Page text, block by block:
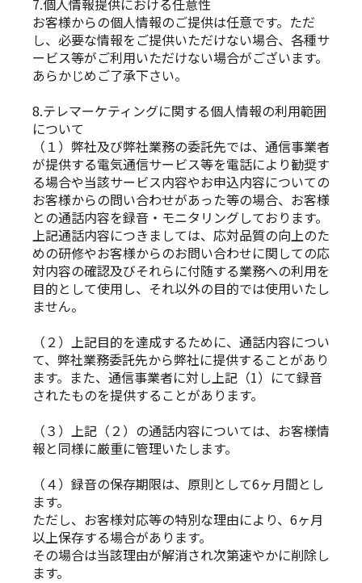
7.個人情報提供における任意性
お客様からの個人情報のご提供は任意です。ただ
し、必要な情報をご提供いただけない場合、各種サ
ービス等がご利用いただけない場合がございます。
あらかじめご了承下さい。
8.テレマーケティングに関する個人情報の利用範囲
について
（１）弊社及び弊社業務の委託先では、通信事業者
が提供する電気通信サービス等を電話により勧奨す
る場合や当該サービス内容やお申込内容についての
お客様からの問い合わせがあった等の場合、お客様
との通話内容を録音・モニタリングしております。
上記通話内容につきましては、応対品質の向上のた
めの研修やお客様からのお問い合わせに関しての応
対内容の確認及びそれらに付随する業務への利用を
目的として使用し、それ以外の目的では使用いたし
ません。
（２）上記目的を達成するために、通話内容につい
て、弊社業務委託先から弊社に提供することがあり
ます。また、通信事業者に対し上記（1）にて録音
されたものを提供することがあります。
（３）上記（２）の通話内容については、お客様情
報と同様に厳重に管理いたします。
（４）録音の保存期限は、原則として6ヶ月間とし
ます。
ただし、お客様対応等の特別な理由により、6ヶ月
以上保存する場合があります。
その場合は当該理由が解消され次第速やかに削除し
ます。